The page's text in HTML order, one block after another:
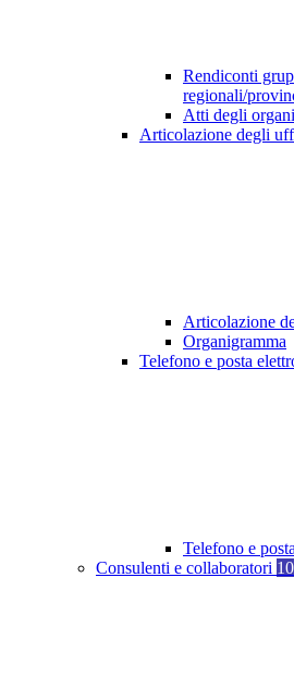
Rendiconti
regionali/
Atti degli
Articolazione degli
Articolazione
Organigramma
Telefono e posta
Telefono e
Consulenti e collaboratori 10